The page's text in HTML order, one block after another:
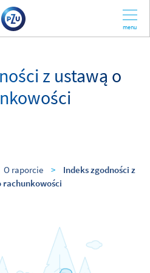
z ustawą o
O raporcie >
Indeks zgodności z
rachunkowości